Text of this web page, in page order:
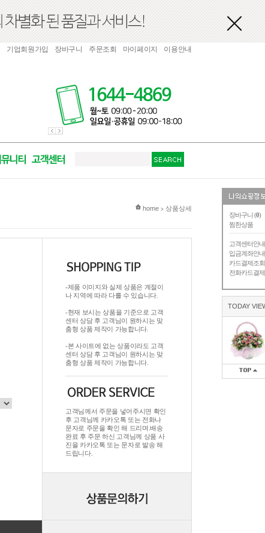
장바구니 (0)
찜한상품
고객센터안내
입금계좌안내
카드결제조회
전화카드결제
TODAY
기업회원가입 장바구니 주문조회 마이페이지 이용안내
현재 위치
home > 상품상세
-제품 이미지와 실제 상품은 계절이
나 지역에 따라 다를 수 있습니다.
-현재 보시는 상품을 기준으로 고객
센터 상담 후 고객님이 원하시는 맞
춤형 상품 제작이 가능합니다.
-본 사이트에 없는 상품이라도 고객
센터 상담 후 고객님이 원하시는 맞
춤형 상품 제작이 가능합니다.
고객님께서 주문을 넣어주시면 확인
후 고객님께 카카오톡 또는 전화나
문자로 주문을 확인 해 드리며.배송
완료 후 주문 하신 고객님께 상품 사
진을 카카오톡 또는 문자로 발송 해
드립니다.